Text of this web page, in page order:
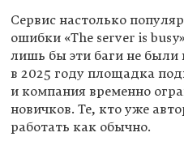
Сервис настолько
ошибки «The server is
лишь бы эти баги не
в 2025 году площадка
и компания временно
новичков. Те, кто уже
работать как обычно.